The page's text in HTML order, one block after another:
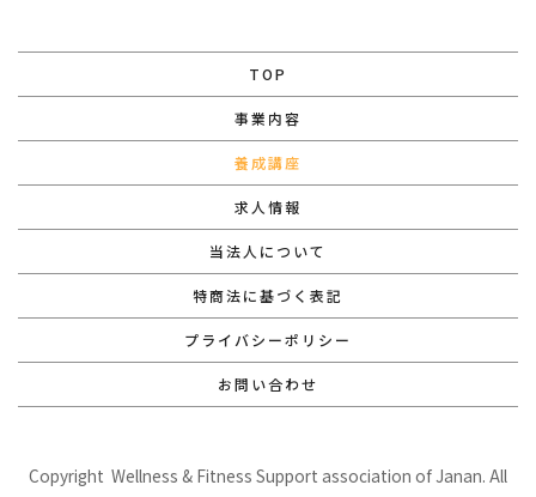
TOP
事業内容
養成講座
求人情報
当法人について
特商法に基づく表記
プライバシーポリシー
お問い合わせ
Copyright Wellness & Fitness Support association of Janan. All